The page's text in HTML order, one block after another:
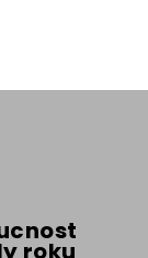
roku